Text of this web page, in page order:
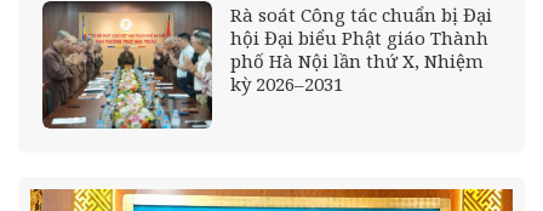
Rà soát Công tác chuẩn bị Đại
hội Đại biểu Phật giáo Thành
phố Hà Nội lần thứ X, Nhiệm
kỳ 2026–2031